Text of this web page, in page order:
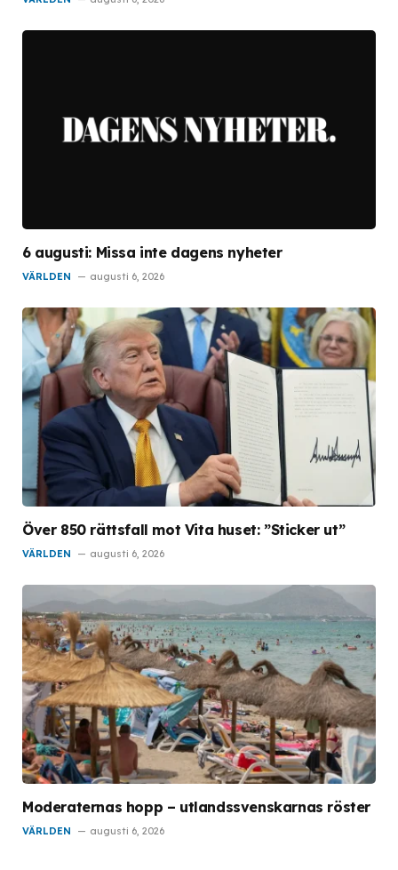
6 augusti: Missa inte dagens nyheter
VÄRLDEN augusti 6, 2026
Över 850 rättsfall mot Vita huset: ”Sticker ut”
VÄRLDEN augusti 6, 2026
Moderaternas hopp – utlandssvenskarnas röster
VÄRLDEN augusti 6, 2026